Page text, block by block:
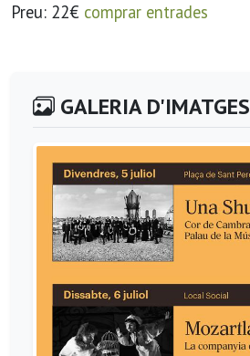
Preu: 22€ comprar entrades
GALERIA D'IMATGES